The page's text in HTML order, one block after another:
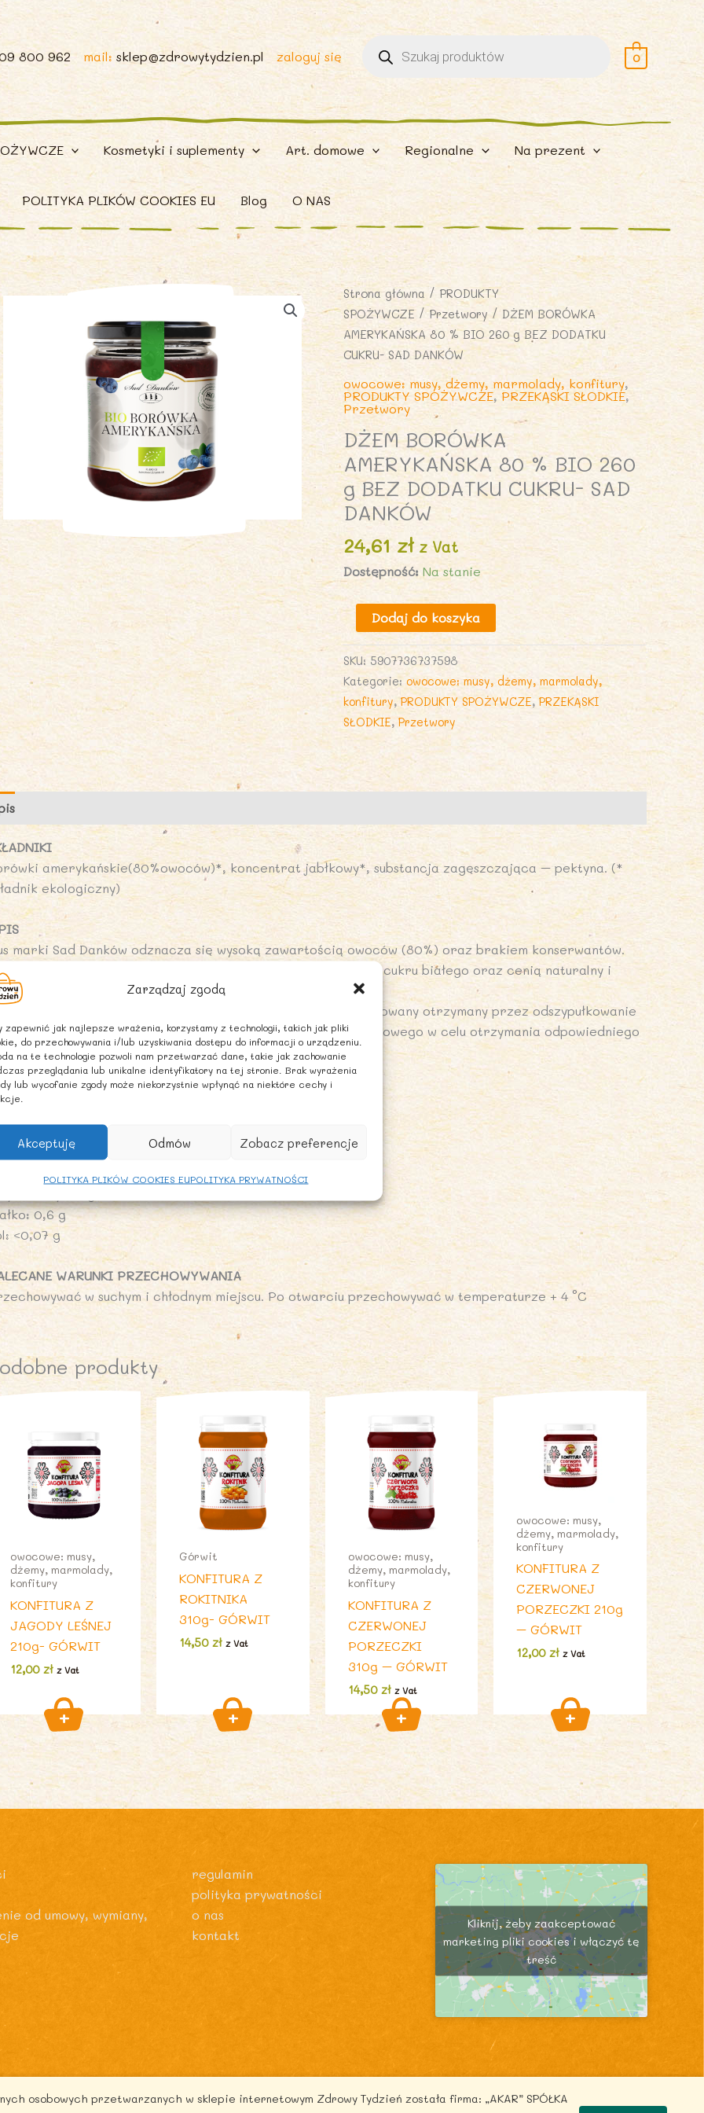
Zarządzaj zgodą
zapewnić jak najlepsze wrażenia, korzystamy z technologii, takich jak pliki
do przechowywania i/lub uzyskiwania dostępu do informacji o urządzeniu.
na te technologie pozwoli nam przetwarzać dane, takie jak zachowanie
przeglądania lub unikalne identyfikatory na tej stronie. Brak wyrażenia
lub wycofanie zgody może niekorzystnie wpłynąć na niektóre cechy i
Akceptuję Odmów Zobacz preferencje
POLITYKA PLIKÓW COOKIES EUPOLITYKA PRYWATNOŚCI
800 962 mail: sklep@zdrowytydzien.pl zaloguj się
Wyszukiwarka
produktów 0
Kosmetyki i suplementy Art. domowe Regionalne Na prezent
POLITYKA PLIKÓW COOKIES EU Blog O NAS
Strona główna / PRODUKTY
SPOŻYWCZE /Przetwory / DŻEM BORÓWKA
AMERYKAŃSKA 80 % BIO 260 g BEZ DODATKU
CUKRU- SAD DANKÓW
owocowe: musy, dżemy, marmolady, konfitury,
PRODUKTY SPOŻYWCZE, PRZEKĄSKI SŁODKIE,
Przetwory
DŻEM BORÓWKA
AMERYKAŃSKA 80 % BIO 260
g BEZ DODATKU CUKRU- SAD
DANKÓW
24,61zł z Vat
Dostępność: Na stanie
ilość
DŻEM
BORÓWKA
AMERYKAŃSKA
80
%
BIO
260
g
BEZ
CUKRU-
SAD
DANKÓW
Dodaj do koszyka
SKU: 5907736737598
Kategorie:owocowe: musy, dżemy, marmolady,
konfitury,PRODUKTY SPOŻYWCZE,PRZEKĄSKI
SŁODKIE,Przetwory
amerykańskie(80%owoców)*, koncentrat jabłkowy*, substancja zagęszczająca – pektyna. (*
ekologiczny)
marki Sad Danków odznacza się wysoką zawartością owoców (80%) oraz brakiem konserwantów.
wszystkim, którzy pragną uniknąć zbędnego dodatku cukru białego oraz cenią naturalny i
smak.
g produktu sporządzono z 80 g owoców. Produkt pasteryzowany otrzymany przez odszypułkowanie
borówki amerykańskiej z dodatkiem koncentratu jabłkowego w celu otrzymania odpowiedniego
pH. zawiera naturalnie występujące cukry.
ODŻYWCZA W 100 g
tym kwasy tłuszczowe nasycone: <0,1 g
26 g
0,6 g
<0,07 g
WARUNKI PRZECHOWYWANIA
w suchym i chłodnym miejscu. Po otwarciu przechowywać w temperaturze + 4 °C
produkty
owocowe: musy,
dżemy, marmolady,
konfitury
KONFITURA Z
JAGODY LEŚNEJ
210g- GÓRWIT
12,00zł z Vat
Górwit
KONFITURA Z
ROKITNIKA
310g- GÓRWIT
14,50 zł z Vat
owocowe: musy,
dżemy, marmolady,
konfitury
KONFITURA Z
CZERWONEJ
PORZECZKI
310g – GÓRWIT
14,50 zł z Vat
owocowe: musy,
dżemy, marmolady,
konfitury
KONFITURA Z
CZERWONEJ
PORZECZKI 210g
– GÓRWIT
12,00zł z Vat
od umowy, wymiany,
regulamin
polityka prywatności
o nas
kontakt
Kliknij, żeby zaakceptować
marketing pliki cookies i włączyć tę
treść
osobowych przetwarzanych w sklepie internetowym Zdrowy Tydzień została firma: „AKAR” SPÓŁKA